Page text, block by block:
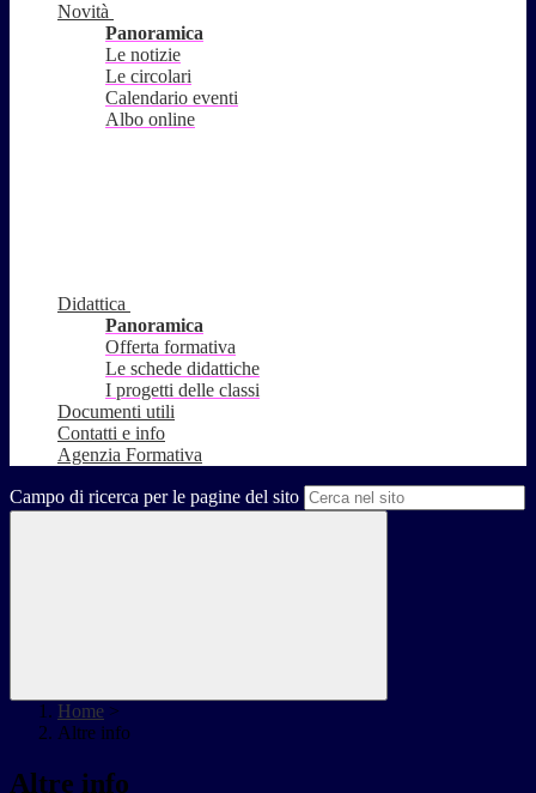
Novità
Panoramica
Le notizie
Le circolari
Calendario eventi
Albo online
Didattica
Panoramica
Offerta formativa
Le schede didattiche
I progetti delle classi
Documenti utili
Contatti e info
Agenzia Formativa
Campo di ricerca per le pagine del sito
Home >
Altre info
Altre info